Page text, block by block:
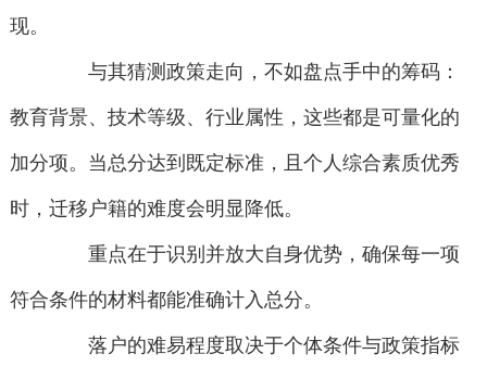
现。
与其猜测政策走向，不如盘点手中的筹码：
教育背景、技术等级、行业属性，这些都是可量化的
加分项。当总分达到既定标准，且个人综合素质优秀
时，迁移户籍的难度会明显降低。
重点在于识别并放大自身优势，确保每一项
符合条件的材料都能准确计入总分。
落户的难易程度取决于个体条件与政策指标